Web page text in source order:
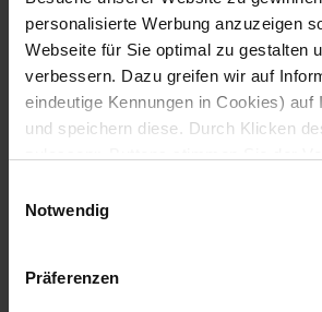
personalisierte Werbung anzuzeigen
Webseite für Sie optimal zu gestalten
verbessern. Dazu greifen wir auf
eindeutige Kennungen in Cookies) auf
und speichern diese. Durch Klicken
zu. Sie können Ihre Einstellungen
Sie auf «Cookie-Einstellungen
klicken. Ihre Einstellungen werden
gemeldet und haben keinen Einfluss
Notwendig
Präferenzen
Telefonnummer*